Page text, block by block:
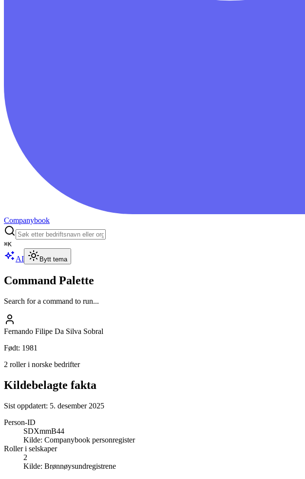
Companybook
⌘K
AI Bytt tema
Command Palette
Search for a command to run...
Fernando Filipe Da Silva Sobral
Født: 1981
2 roller i norske bedrifter
Kildebelagte fakta
Sist oppdatert: 5. desember 2025
Person-ID
SDXmmB44
Kilde: Companybook personregister
Roller i selskaper
2
Kilde: Brønnøysundregistrene